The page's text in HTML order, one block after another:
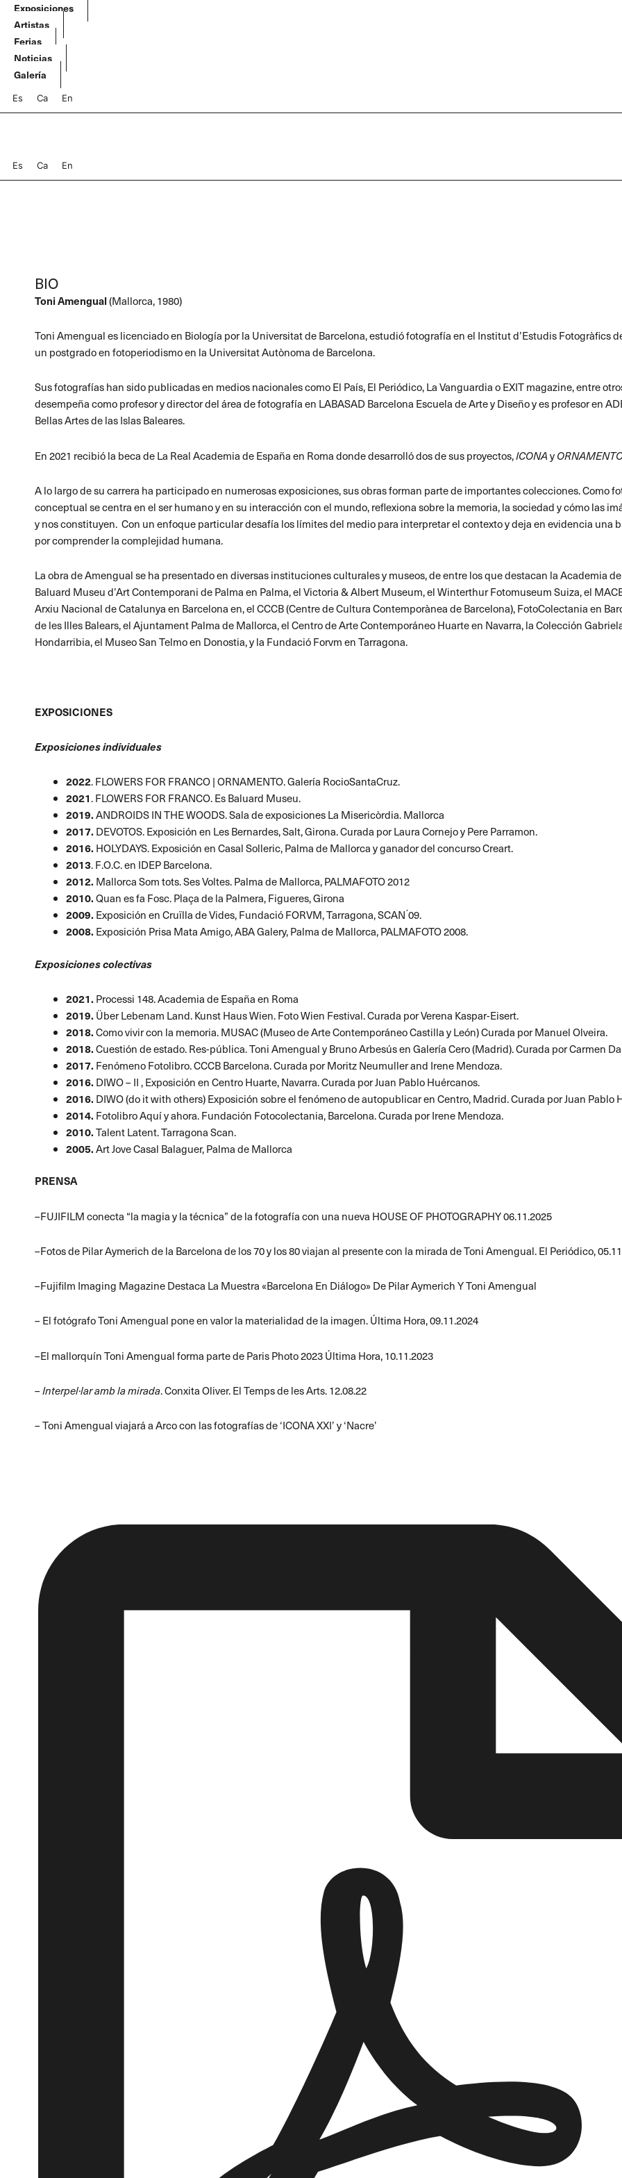
contenido
Exposiciones
Artistas
Ferias
Noticias
Galería
Es Ca En
Es Ca En
BIO
Toni Amengual(Mallorca, 1980)
Toni Amengual es licenciado en Biología por la Universitat de Barcelona, estudió fotografía en el Institut d’Estudis Fotogràfics
un postgrado en fotoperiodismo en la Universitat Autònoma de Barcelona.
Sus fotografías han sido publicadas en medios nacionales como El País, El Periódico, La Vanguardia o EXIT magazine, entre
desempeña como profesor y director del área de fotografía en LABASAD Barcelona Escuela de Arte y Diseño y es profesor en
Bellas Artes de las Islas Baleares.
En 2021 recibió la beca de La Real Academia de España en Roma donde desarrolló dos de sus proyectos,ICONAy
A lo largo de su carrera ha participado en numerosas exposiciones, sus obras forman parte de importantes colecciones. Como
conceptual se centra en el ser humano y en su interacción con el mundo, reflexiona sobre la memoria, la sociedad y cómo las
y nos constituyen. Con un enfoque particular desafía los límites del medio para interpretar el contexto y deja en evidencia una
por comprender la complejidad humana.
La obra de Amengual se ha presentado en diversas instituciones culturales y museos, de entre los que destacan la Academia
Baluard Museu d’Art Contemporani de Palma en Palma, el Victoria & Albert Museum, el Winterthur Fotomuseum Suiza, el
Arxiu Nacional de Catalunya en Barcelona en, el CCCB (Centre de Cultura Contemporànea de Barcelona), FotoColectania en
de les Illes Balears, el Ajuntament Palma de Mallorca, el Centro de Arte Contemporáneo Huarte en Navarra, la Colección
Hondarribia, el Museo San Telmo en Donostia, y la Fundació Forvm en Tarragona.
EXPOSICIONES
Exposiciones individuales
2022. FLOWERS FOR FRANCO | ORNAMENTO. Galería RocioSantaCruz.
2021.FLOWERS FOR FRANCO. Es Baluard Museu.
2019.ANDROIDS IN THE WOODS. Sala de exposiciones La Misericòrdia.Mallorca
2017. DEVOTOS. Exposición en Les Bernardes, Salt, Girona. Curada por Laura Cornejo y Pere Parramon.
2016. HOLYDAYS. Exposición en Casal Solleric, Palma de Mallorca y ganador del concurso Creart.
2013. F.O.C. en IDEP Barcelona.
2012. Mallorca Som tots. Ses Voltes. Palma de Mallorca, PALMAFOTO 2012
2010.Quan es fa Fosc. Plaça de la Palmera, Figueres, Girona
2009. Exposición en Cruïlla de Vides, Fundació FORVM, Tarragona, SCAN ́09.
2008. Exposición Prisa Mata Amigo, ABA Galery, Palma de Mallorca, PALMAFOTO 2008.
Exposiciones colectivas
2021. Processi 148. Academia de España en Roma
2019. Über Lebenam Land. Kunst Haus Wien. Foto Wien Festival. Curada por Verena Kaspar-Eisert.
2018.Como vivir con la memoria. MUSAC(Museo de Arte Contemporáneo Castilla y León) Curada por Manuel Olveira.
2018.Cuestión de estado. Res-pública. Toni Amengual y Bruno Arbesús en Galería Cero (Madrid). Curada por Carmen
2017. Fenómeno Fotolibro. CCCB Barcelona. Curada por Moritz Neumuller and Irene Mendoza.
2016. DIWO – II , Exposición en Centro Huarte, Navarra. Curada por Juan Pablo Huércanos.
2016. DIWO (do it with others) Exposición sobre el fenómeno de autopublicar en Centro, Madrid. Curada por Juan Pablo
2014. Fotolibro Aquí y ahora. Fundación Fotocolectania, Barcelona. Curada por Irene Mendoza.
2010.Talent Latent. Tarragona Scan.
2005.Art Jove Casal Balaguer, Palma de Mallorca
PRENSA
–FUJIFILM conecta “la magia y la técnica” de la fotografía con una nueva HOUSE OF PHOTOGRAPHY06.11.2025
–Fotos de Pilar Aymerich de la Barcelona de los 70 y los 80 viajan al presente con la mirada de Toni Amengual. El Periódico,
–Fujifilm Imaging Magazine Destaca La Muestra «Barcelona En Diálogo» De Pilar Aymerich Y Toni Amengual
–El fotógrafo Toni Amengual pone en valor la materialidad de la imagen.Última Hora, 09.11.2024
–El mallorquín Toni Amengual forma parte de Paris Photo 2023Última Hora, 10.11.2023
–Interpel·lar amb la mirada. Conxita Oliver. El Temps de les Arts. 12.08.22
–Toni Amengual viajará a Arco con las fotografías de ‘ICONA XXI’ y ‘Nacre’